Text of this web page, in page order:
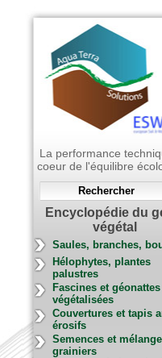
La performance
coeur de l'équilibre
Encyclopédie du
végétal
Saules, branches,
Hélophytes, plantes
palustres
Fascines et
végétalisées
Couvertures et tapis
érosifs
Semences et
grainiers